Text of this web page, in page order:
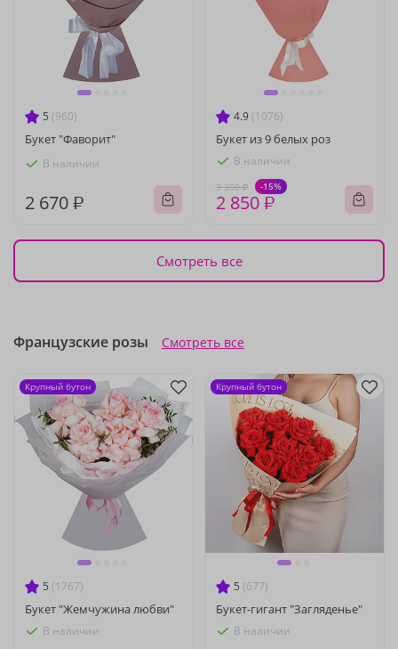
5 (960)
Букет "Фаворит"
В наличии
2 670 ₽
4.9 (1076)
Букет из 9 белых роз
В наличии
3 350 ₽ -15%
2 850 ₽
Смотреть все
Французские розы Смотреть все
5 (1767)
Букет "Жемчужина любви"
В наличии
Крупный бутон
5 (677)
Букет-гигант "Загляденье"
В наличии
Крупный бутон